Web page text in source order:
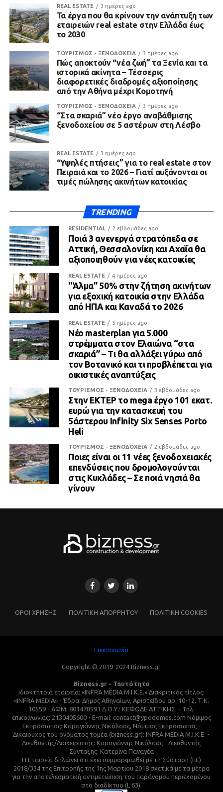
REAL ESTATE 3 ημέρες ago
Τα έργα που θα κρίνουν την ανάπτυξη των
εταιρειών real estate στην Ελλάδα έως
το 2030
ΤΟΥΡΙΣΜΟΣ - ΞΕΝΟΔΟΧΕΙΑ 3 ημέρες ago
Πώς αποκτούν “νέα ζωή” τα Ξενία και τα
ιστορικά ακίνητα – Τέσσερις
διαφορετικές διαδρομές αξιοποίησης
από την Αθήνα μέχρι Κομοτηνή
ΤΟΥΡΙΣΜΟΣ - ΞΕΝΟΔΟΧΕΙΑ 3 ημέρες ago
“Στα σκαριά” νέο έργο αναβάθμισης
ξενοδοχείου σε 5 αστέρων στη Λέσβο
REAL ESTATE 3 ημέρες ago
“Υψηλές πτήσεις” για το real estate στον
Πειραιά και το 2026 – Γιατί αυξάνονται οι
τιμές πώλησης ακινήτων κατοικίας
TRENDING
RESIDENTIAL 2 εβδομάδες ago
Ποιά 3 ανενεργά στρατόπεδα σε
Αττική, Θεσσαλονίκη και Αχαΐα θα
αξιοποιηθούν για νέες κατοικίες
REAL ESTATE 4 ημέρες ago
“Άλμα” 50% στην ζήτηση ακινήτων
για εξοχική κατοικία στην Ελλάδα
από ΗΠΑ και Καναδά το 2026
REAL ESTATE 5 ημέρες ago
Νέο masterplan για 5.000
στρέμματα στον Ελαιώνα “στα
σκαριά” – Τι θα αλλάξει γύρω από
τον Βοτανικό και τι προβλέπεται για
οικιστικές αναπτύξεις
ΤΟΥΡΙΣΜΟΣ - ΞΕΝΟΔΟΧΕΙΑ 3 εβδομάδες ago
Στην ΕΚΤΕΡ το mega έργο 101 εκατ.
ευρώ για την κατασκευή του
5άστερου Infinity Six Senses Porto
Heli
ΤΟΥΡΙΣΜΟΣ - ΞΕΝΟΔΟΧΕΙΑ 2 εβδομάδες ago
Ποιες είναι οι 11 νέες ξενοδοχειακές
επενδύσεις που δρομολογούνται
στις Κυκλάδες – Σε ποιά νησιά θα
γίνουν
ΌΡΟΙ ΧΡΗΣΗΣ ΠΟΛΙΤΙΚΗ ΑΠΟΡΡΗΤΟΥ ΠΟΛΙΤΙΚΗ COOKIES
Επικοινωνία
Copyright © 2019-2024 Bizness.gr
Bizness.gr - Ταυτότητα
Ιδιοκτήτρια εταιρεία: «INFRA MEDIA M.I.K.E.» Διακριτικός τίτλος:
«INFRA MEDIA» - Έδρα: Δήμος Αθηναίων, Αριστείδου αρ. 10-12, Τ.Κ.
10559 - ΑΦΜ: 801478591 Δ.Ο.Υ.: ΚΕΦΟΔΕ ΑΤΤΙΚΗΣ. - Τηλ.
επικοινωνίας: 2130405600 - E-mail: contact@ypodomes.com Νόμιμος
Εκπρόσωπος: Καραγιάννης Νικόλαος, Νόμιμος Εκπρόσωπος -
Δικαιούχος του ονόματος τομέα (bizness.gr): INFRA MEDIA M.I.K.E. -
Διευθυντής/Διαχειριστής: Καραγιάννης Νικόλαος - Διευθυντής
Σύνταξης: Κατερίνα Παναγέα
Η Εταιρεία δηλώνει ότι έχει συμμορφωθεί με τη Σύσταση (ΕΕ)
2018/334 της Επιτροπής της 1ης Μαρτίου 2018 σχετικά με τα μέτρα
για την αποτελεσματική αντιμετώπιση του παράνομου περιεχομένου
στο διαδίκτυο (L 63).